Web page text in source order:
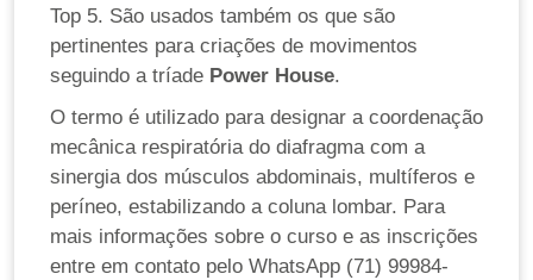
Top 5. São usados também os que são
pertinentes para criações de movimentos
seguindo a tríade Power House.
O termo é utilizado para designar a coordenação
mecânica respiratória do diafragma com a
sinergia dos músculos abdominais, multíferos e
períneo, estabilizando a coluna lombar. Para
mais informações sobre o curso e as inscrições
entre em contato pelo WhatsApp (71) 99984-